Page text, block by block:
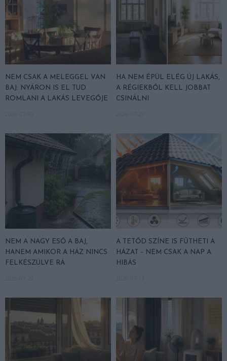
NEM CSAK A MELEGGEL VAN
BAJ: NYÁRON IS EL TUD
ROMLANI A LAKÁS LEVEGŐJE
HA NEM ÉPÜL ELÉG ÚJ LAKÁS,
A RÉGIEKBŐL KELL JOBBAT
CSINÁLNI
NEM A NAGY ESŐ A BAJ,
HANEM AMIKOR A HÁZ NINCS
FELKÉSZÜLVE RÁ
A TETŐD SZÍNE IS FŰTHETI A
HÁZAT – NEM CSAK A NAP A
HIBÁS